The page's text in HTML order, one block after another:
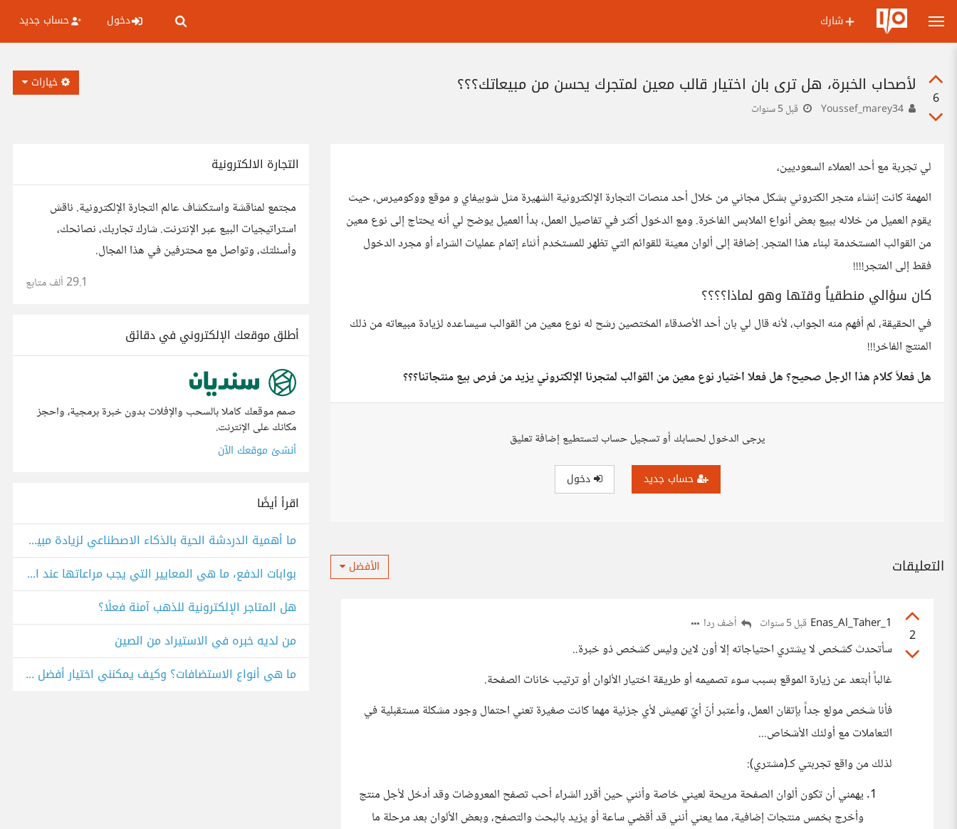
شارك دخول حساب جديد
6
لأصحاب الخبرة، هل ترى بان اختيار قالب معين لمتجرك يحسن من مبيعاتك؟؟؟
قبل 5 سنوات
خيارات
لي تجربة مع أحد العملاء السعوديين،
المهمة كانت إنشاء متجر الكتروني بشكل مجاني من خلال أحد منصات التجارة الإلكترونية الشهيرة مثل شوبيفاي و موقع ووكوميرس، حيث
يقوم العميل من خلاله ببيع بعض أنواع الملابس الفاخرة. ومع الدخول أكثر في تفاصيل العمل، بدأ العميل يوضح لي أنه يحتاج إلى نوع معين
من القوالب المستخدمة لبناء هذا المتجر. إضافة إلى ألوان معينة للقوائم التي تظهر للمستخدم أثناء إتمام عمليات الشراء أو مجرد الدخول
فقط إلى المتجر!!!!
كان سؤالي منطقياً وقتها وهو لماذا؟؟؟؟
في الحقيقة، لم أفهم منه الجواب، لأنه قال لي بان أحد الأصدقاء المختصين رشح له نوع معين من القوالب سيساعده لزيادة مبيعاته من ذلك
المنتج الفاخر!!!
هل فعلاً كلام هذا الرجل صحيح؟ هل فعلا اختيار نوع معين من القوالب لمتجرنا الإلكتروني يزيد من فرص بيع منتجاتنا؟؟؟
يرجى الدخول لحسابك أو تسجيل حساب لتستطيع إضافة تعليق
حساب جديد دخول
التعليقات الأفضل
2
Enas_Al_Taher_1 قبل 5 سنوات أضف ردا
سأتحدث كشخص لا يشتري احتياجاته إلا أون لاين وليس كشخص ذو خبرة..
غالباً أبتعد عن زيارة الموقع بسبب سوء تصميمه أو طريقة اختيار الألوان أو ترتيب خانات الصفحة.
فأنا شخص مولع جداً بإتقان العمل، وأعتبر أنّ أيّ تهميش لأي جزئية مهما كانت صغيرة تعني احتمال وجود مشكلة مستقبلية في
التعاملات مع أولئك الأشخاص...
لذلك من واقع تجربتي كـ(مشتري):
يهمني أن تكون ألوان الصفحة مريحة لعيني خاصة وأنني حين أقرر الشراء أحب تصفح المعروضات وقد أدخل لأجل منتج
وأخرج بخمس منتجات إضافية، مما يعني أنني قد أقضي ساعة أو يزيد بالبحث والتصفح، وبعض الألوان بعد مرحلة ما
التجارة الالكترونية
مجتمع لمناقشة واستكشاف عالم التجارة الإلكترونية. ناقش
استراتيجيات البيع عبر الإنترنت. شارك تجاربك، نصائحك،
وأسئلتك، وتواصل مع محترفين في هذا المجال.
29.1 ألف متابع
أطلق موقعك الإلكتروني في دقائق
صمم موقعك كاملا بالسحب والإفلات بدون خبرة برمجية، واحجز
مكانك على الإنترنت.
أنشئ موقعك الآن
اقرأ أيضًا
ما أهمية الدردشة الحية بالذكاء الاصطناعي لزيادة مبيعاتك؟
بوابات الدفع، ما هي المعايير التي يجب مراعاتها عند الاختيار؟
هل المتاجر الإلكترونية للذهب آمنة فعلًا؟
من لديه خبره في الاستيراد من الصين
ما هي أنواع الاستضافات؟ وكيف يمكنني اختيار أفضل استضافة لمتجر إلكتروني؟